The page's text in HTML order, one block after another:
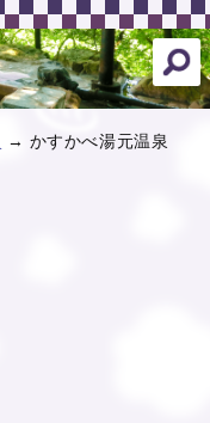
→ かすかべ湯元温泉